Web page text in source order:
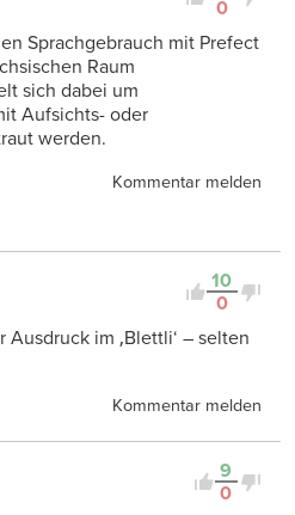
0
Sprachgebrauch mit Prefect
Raum
sich dabei um
Aufsichts- oder
werden.
Kommentar melden
10
0
im ‚Blettli‘ – selten
Kommentar melden
9
0